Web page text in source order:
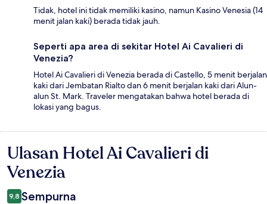
Tidak, hotel ini tidak memiliki kasino, namun Kasino Venesia (14
menit jalan kaki) berada tidak jauh.
Seperti apa area di sekitar Hotel Ai Cavalieri di
Venezia?
Hotel Ai Cavalieri di Venezia berada di Castello, 5 menit berjalan
kaki dari Jembatan Rialto dan 6 menit berjalan kaki dari Alun-
alun St. Mark. Traveler mengatakan bahwa hotel berada di
lokasi yang bagus.
Ulasan
Ulasan Hotel Ai Cavalieri di
Venezia
9,8 Sempurna